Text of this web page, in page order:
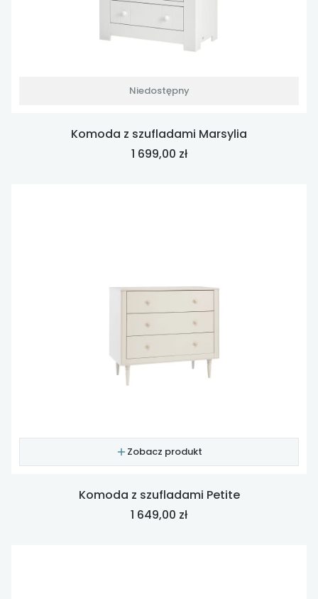
Niedostępny
Komoda z szufladami Marsylia
Cena
1 699,00 zł
Zobacz produkt
Komoda z szufladami Petite
Cena
1 649,00 zł